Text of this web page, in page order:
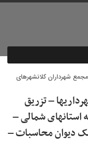
شهرداران کلانشهرهای
– تزریق
استانهای شمالی –
دیوان محاسبات –